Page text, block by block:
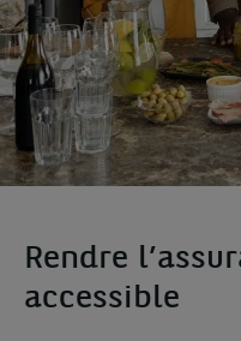
Rendre
accessible